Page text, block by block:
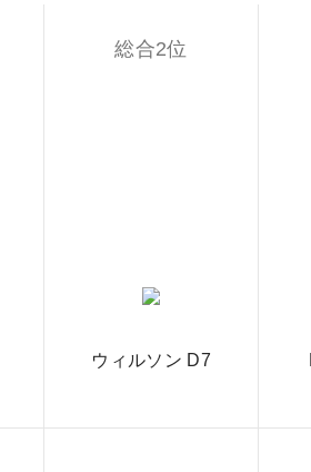
総合2位
ウィルソン D7